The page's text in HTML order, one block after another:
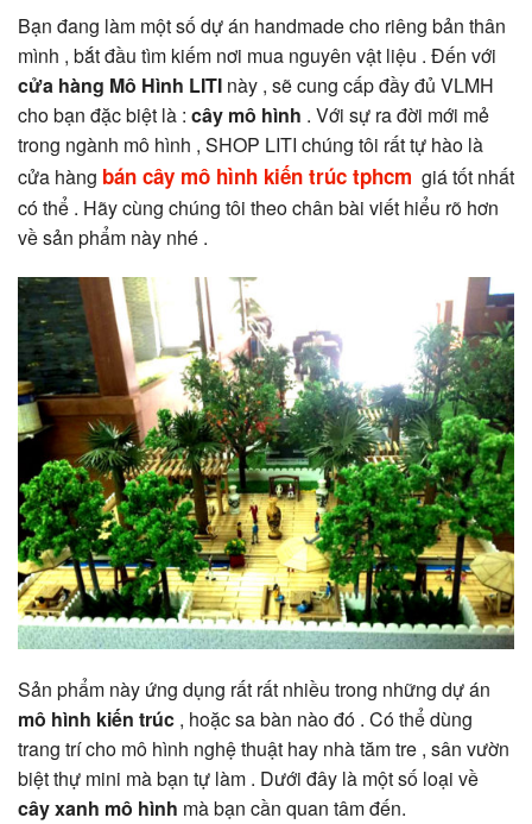
Bạn đang làm một số dự án handmade cho riêng bản thân
mình , bắt đầu tìm kiếm nơi mua nguyên vật liệu . Đến với
cửa hàng Mô Hình LITI này , sẽ cung cấp đầy đủ VLMH
cho bạn đặc biệt là : cây mô hình . Với sự ra đời mới mẻ
trong ngành mô hình , SHOP LITI chúng tôi rất tự hào là
cửa hàng bán cây mô hình kiến trúc tphcm giá tốt nhất
có thể . Hãy cùng chúng tôi theo chân bài viết hiểu rõ hơn
về sản phẩm này nhé .
Sản phẩm này ứng dụng rất rất nhiều trong những dự án
mô hình kiến trúc , hoặc sa bàn nào đó . Có thể dùng
trang trí cho mô hình nghệ thuật hay nhà tăm tre , sân vườn
biệt thự mini mà bạn tự làm . Dưới đây là một số loại về
cây xanh mô hình mà bạn cần quan tâm đến.